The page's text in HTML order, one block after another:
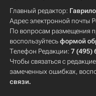
Главный редактор:
Адрес электронной почты
По вопросам размещения
воспользуйтесьформой
Телефон Редакции: 7 (495)
Чтобы связаться с
замеченных ошибках,
связи.